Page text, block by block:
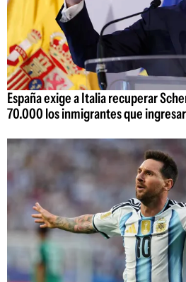
España exige a Italia recuperar
70.000 los inmigrantes que